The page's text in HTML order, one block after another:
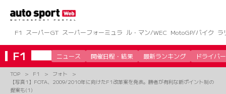
ツ
へ
ス
キ
F1 スーパーGT スーパーフォーミュラ ル・マン/WEC MotoGP/バイク ラ
F1 ニュース 開催日程・結果 最新ランキング ドライバー
TOP F1
フォト
【写真1】FOTA、2009/2010年に向けたF1改革案を発表。勝者が有利な新ポイント制の
提案も(1)